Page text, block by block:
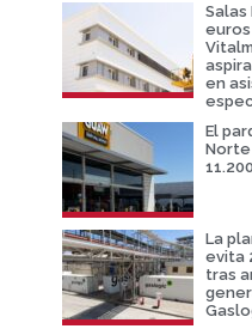
Salas
en
El
Norte
La
evita
tras